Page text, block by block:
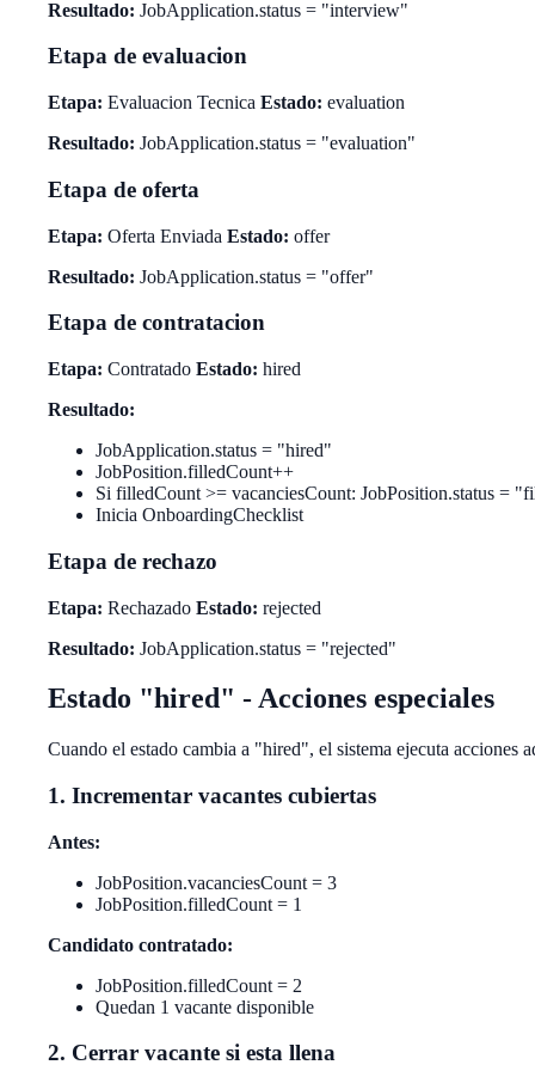
Resultado: JobApplication.status = "interview"
Etapa de evaluacion
Etapa: Evaluacion Tecnica Estado: evaluation
Resultado: JobApplication.status = "evaluation"
Etapa de oferta
Etapa: Oferta Enviada Estado: offer
Resultado: JobApplication.status = "offer"
Etapa de contratacion
Etapa: Contratado Estado: hired
Resultado:
JobApplication.status = "hired"
JobPosition.filledCount++
Si filledCount >= vacanciesCount: JobPosition.status =
Inicia OnboardingChecklist
Etapa de rechazo
Etapa: Rechazado Estado: rejected
Resultado: JobApplication.status = "rejected"
Estado "hired" - Acciones especiales
Cuando el estado cambia a "hired", el sistema ejecuta acciones
1. Incrementar vacantes cubiertas
Antes:
JobPosition.vacanciesCount = 3
JobPosition.filledCount = 1
Candidato contratado:
JobPosition.filledCount = 2
Quedan 1 vacante disponible
2. Cerrar vacante si esta llena